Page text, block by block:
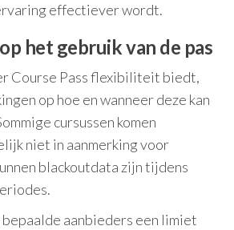
effectiever wordt.
het gebruik van de pas
Course Pass flexibiliteit biedt,
op hoe en wanneer deze kan
cursussen komen
niet in aanmerking voor
blackoutdata zijn tijdens
bepaalde aanbieders een limiet